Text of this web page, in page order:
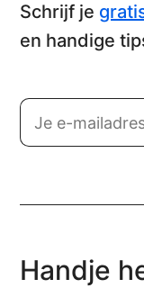
Schrijf je
en handige
Handje